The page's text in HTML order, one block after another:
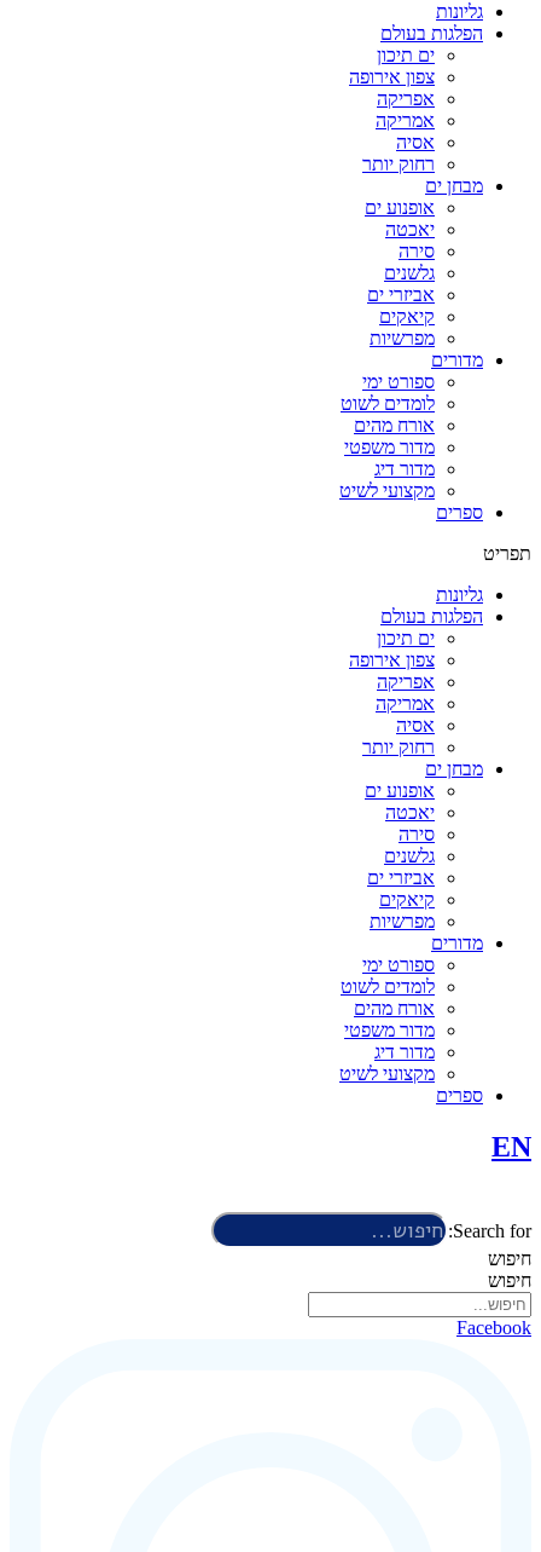
גליונות
הפלגות בעולם
ים תיכון
צפון אירופה
אפריקה
אמריקה
אסיה
רחוק יותר
מבחן ים
אופנוע ים
יאכטה
סירה
גלשנים
אביזרי ים
קיאקים
מפרשיות
מדורים
ספורט ימי
לומדים לשוט
אורח מהים
מדור משפטי
מדור דיג
מקצועי לשיט
ספרים
תפריט
גליונות
הפלגות בעולם
ים תיכון
צפון אירופה
אפריקה
אמריקה
אסיה
רחוק יותר
מבחן ים
אופנוע ים
יאכטה
סירה
גלשנים
אביזרי ים
קיאקים
מפרשיות
מדורים
ספורט ימי
לומדים לשוט
אורח מהים
מדור משפטי
מדור דיג
מקצועי לשיט
ספרים
EN
Search for:
חיפוש
חיפוש
Facebook